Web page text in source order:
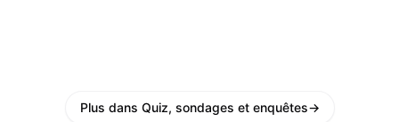
Plus dans Quiz, sondages et enquêtes→